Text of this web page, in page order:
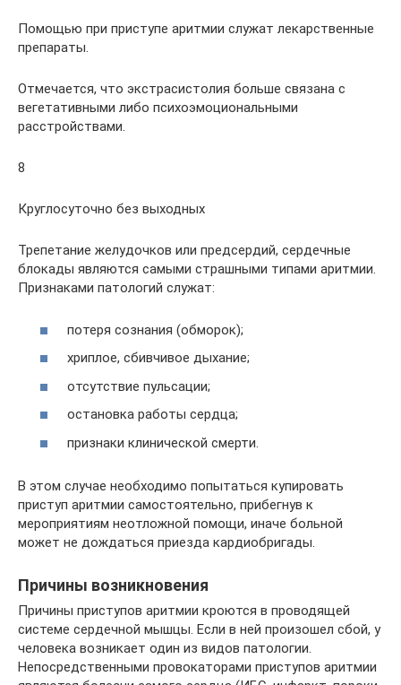
Помощью при приступе аритмии служат лекарственные
препараты.
Отмечается, что экстрасистолия больше связана с
вегетативными либо психоэмоциональными
расстройствами.
8
Круглосуточно без выходных
Трепетание желудочков или предсердий, сердечные
блокады являются самыми страшными типами аритмии.
Признаками патологий служат:
потеря сознания (обморок);
хриплое, сбивчивое дыхание;
отсутствие пульсации;
остановка работы сердца;
признаки клинической смерти.
В этом случае необходимо попытаться купировать
приступ аритмии самостоятельно, прибегнув к
мероприятиям неотложной помощи, иначе больной
может не дождаться приезда кардиобригады.
Причины возникновения
Причины приступов аритмии кроются в проводящей
системе сердечной мышцы. Если в ней произошел сбой, у
человека возникает один из видов патологии.
Непосредственными провокаторами приступов аритмии